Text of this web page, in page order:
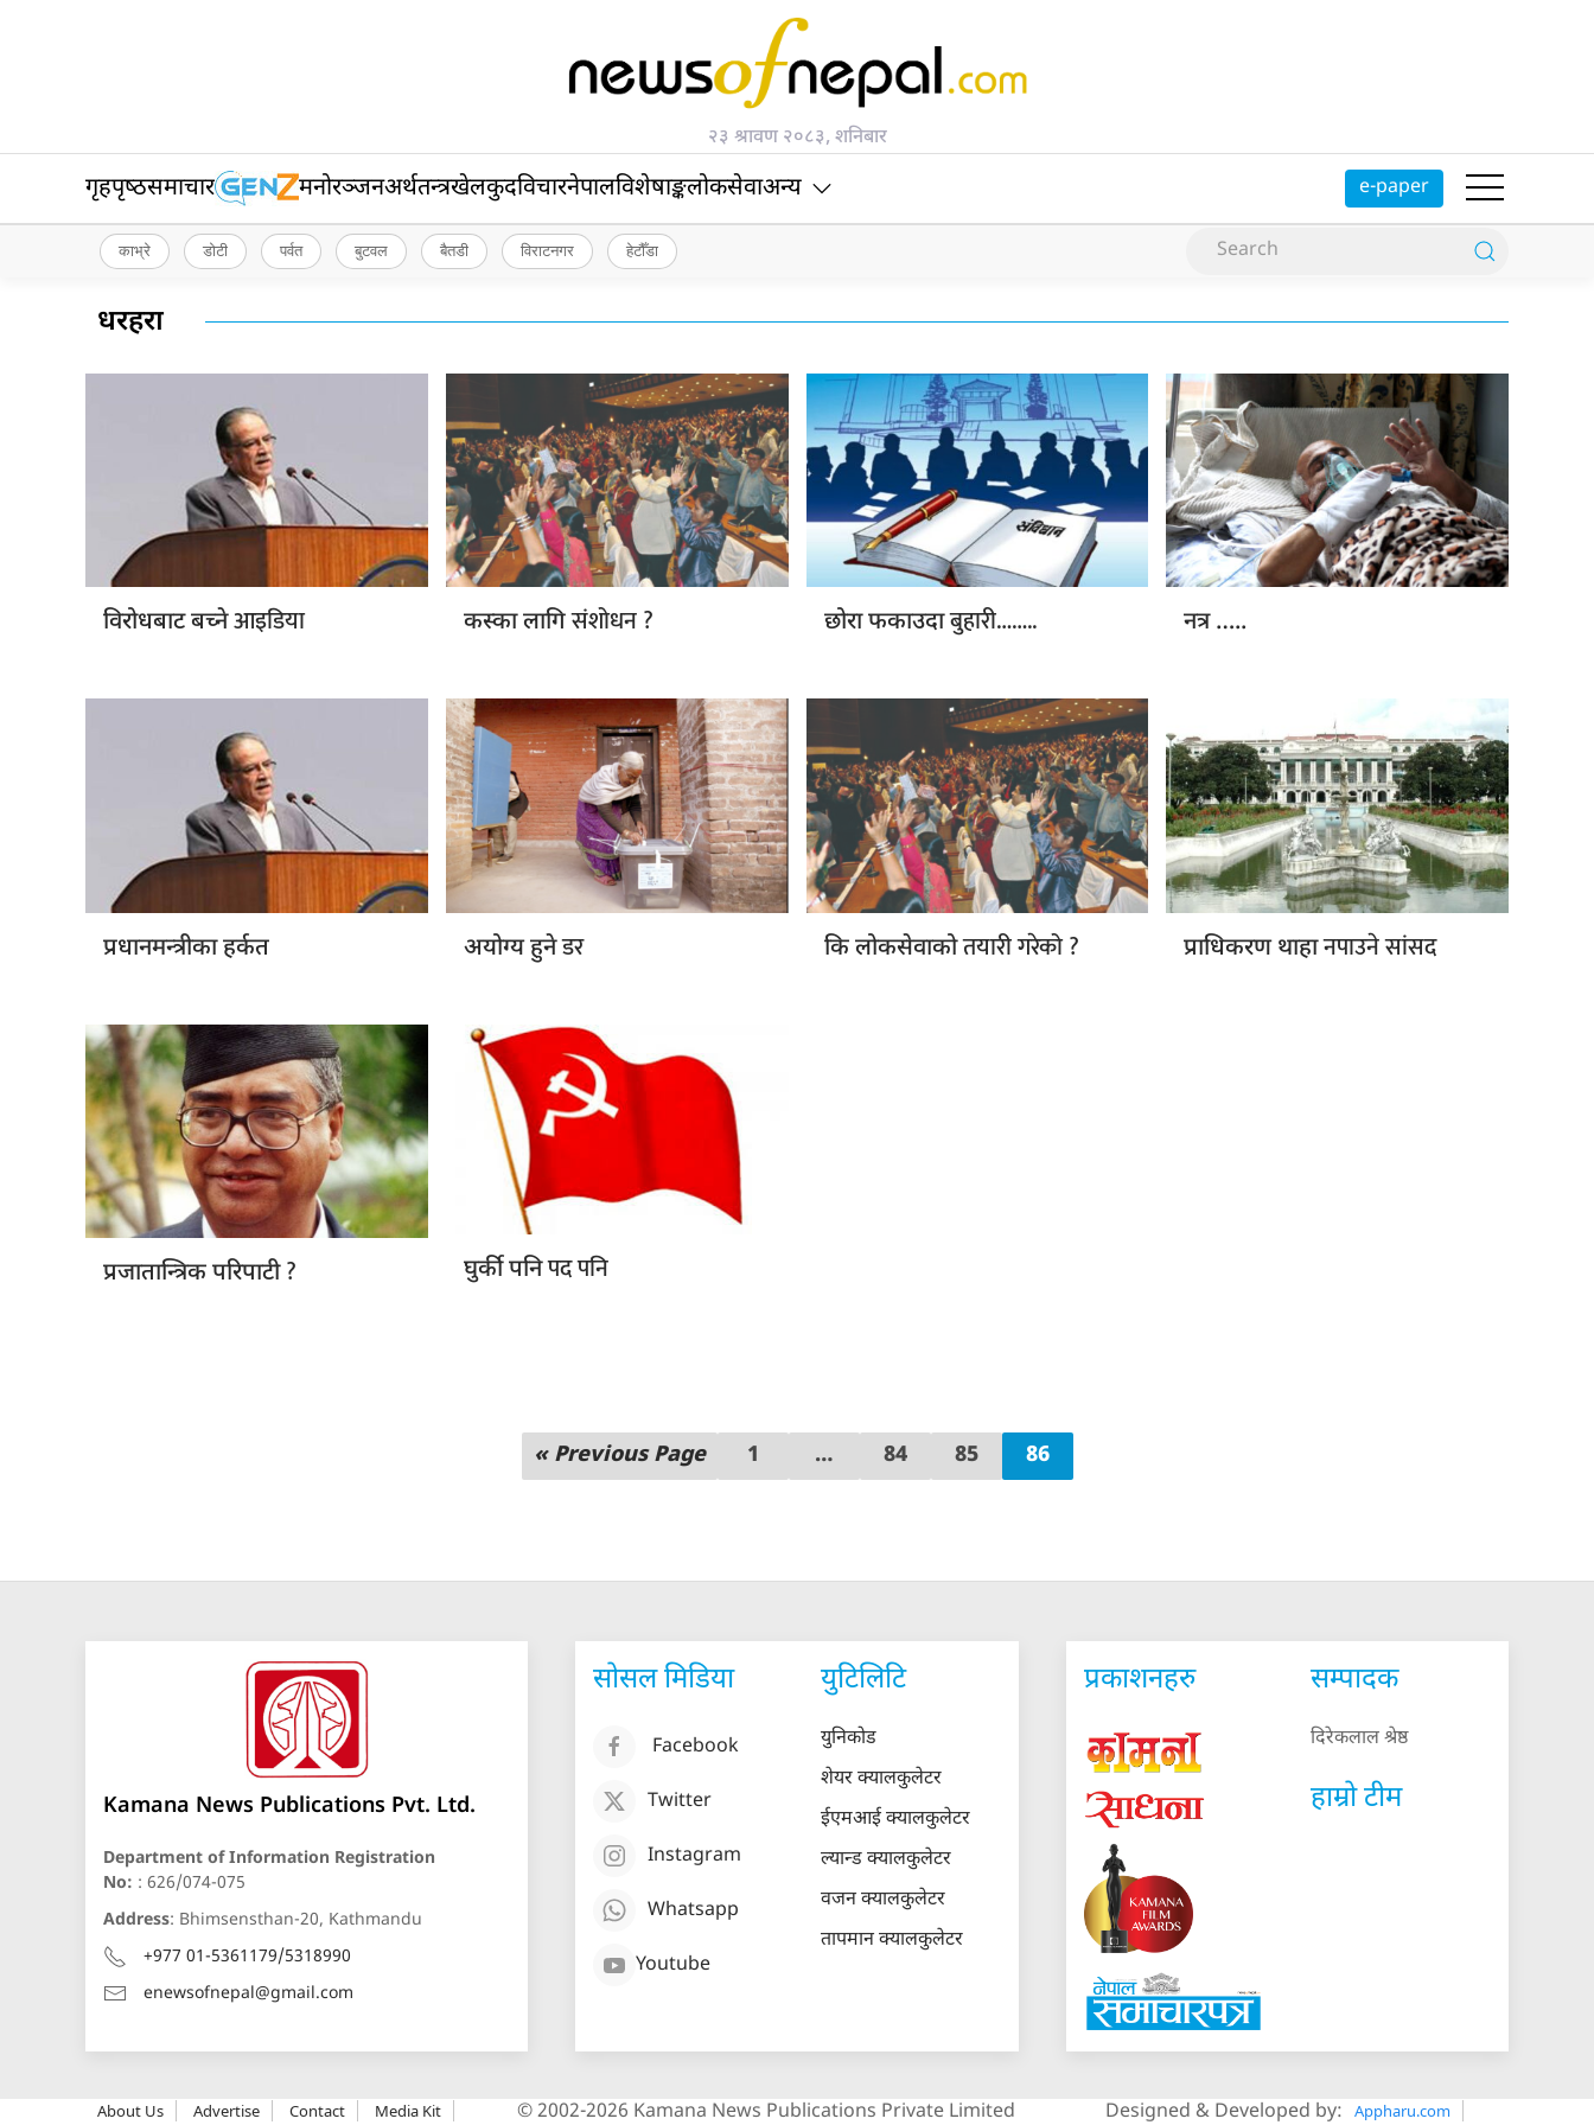
२३ श्रावण २०८३, शनिबार
गृहपृष्‍ठसमाचार मनोरञ्जनअर्थतन्त्रखेलकुदविचारनेपालविशेषाङ्कलोकसेवाअन्य e-paper
काभ्रे डोटी पर्वत बुटवल बैतडी विराटनगर हेटौँडा
धरहरा
विरोधबाट बच्नेआइडिया कस्का लागिसंशोधन ? छोरा फकाउदाबुहारी…….. नत्र …..
प्रधानमन्त्रीका हर्कत अयोग्य हुनेडर कि लोकसेवाकोतयारी गरेको ? प्राधिकरण थाहानपाउने सांसद
प्रजातान्त्रिक परिपाटी? घुर्की पनिपद पनि
« Previous Page 1 … 84 85 86
Kamana News Publications Pvt. Ltd.
Department of Information Registration
No: : 626/074-075
Address: Bhimsensthan-20, Kathmandu
+977 01-5361179/5318990
enewsofnepal@gmail.com
सोसल मिडिया
Facebook
Twitter
Instagram
Whatsapp
Youtube
युटिलिटि
युनिकोड
शेयर क्यालकुलेटर
ईएमआई क्यालकुलेटर
ल्यान्ड क्यालकुलेटर
वजन क्यालकुलेटर
तापमान क्यालकुलेटर
प्रकाशनहरु सम्पादक
दिरेकलाल श्रेष्ठ
हाम्रो टीम
About Us Advertise Contact Media Kit © 2002-2026 Kamana News Publications Private Limited Designed & Developed by: Appharu.com